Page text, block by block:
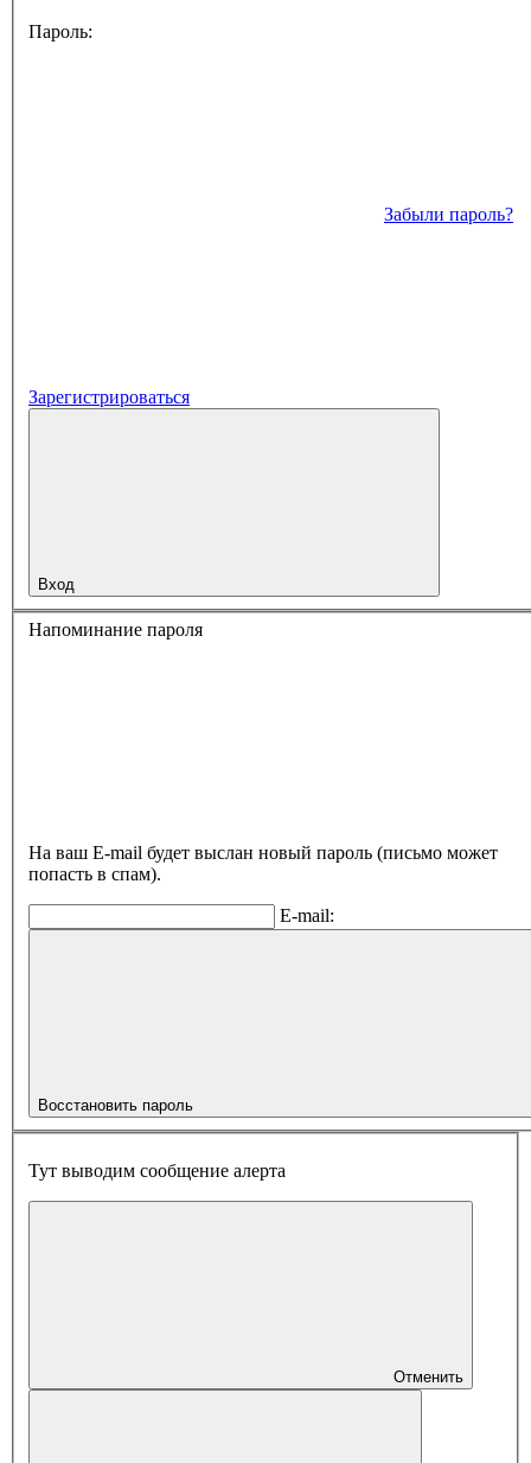
Пароль:
Забыли пароль?
Зарегистрироваться
Вход
Напоминание пароля
На ваш E-mail будет выслан новый пароль (письмо может
попасть в спам).
E-mail:
Восстановить пароль
Тут выводим сообщение алерта
Отменить